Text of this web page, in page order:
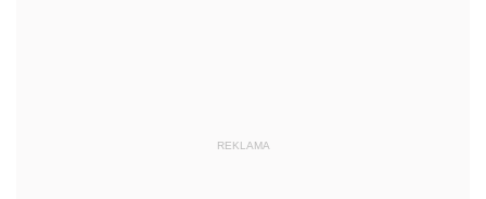
REKLAMA